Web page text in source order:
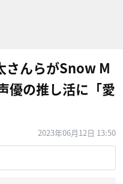
さんらがSnow M
優の推し活に「愛
2023年06月12日 13:50